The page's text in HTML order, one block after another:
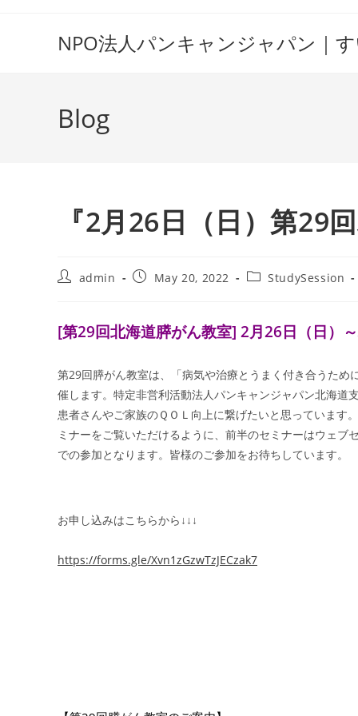
NPO法人パンキャンジャパン｜
Blog
『2月26日（日）第29
Postadmin
PostMay 20, 2022
PostStudySession
[第29回北海道膵がん教室] 2月26日（日）
第29回膵がん教室は、「病気や治療とうまく付き合うた
催します。特定非営利活動法人パンキャンジャパン北海道
患者さんやご家族のＱＯＬ向上に繋げたいと思っています
ミナーをご覧いただけるように、前半のセミナーはウェ
での参加となります。皆様のご参加をお待ちしています。
お申し込みはこちらから↓↓↓
https://forms.gle/Xvn1zGzwTzJECzak7